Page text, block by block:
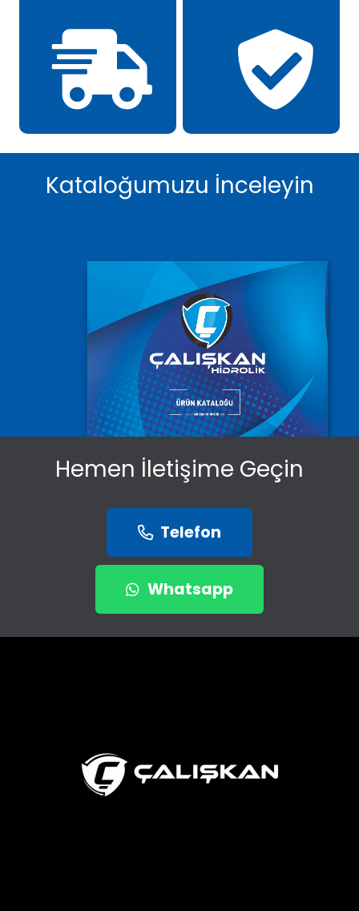
Kataloğumuzu İnceleyin
Hemen İletişime Geçin
Telefon
Whatsapp